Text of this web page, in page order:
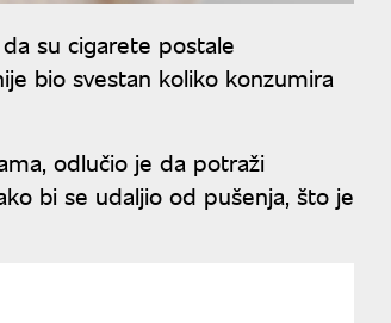
su cigarete postale
bio svestan koliko konzumira
odlučio je da potraži
bi se udaljio od pušenja, što je